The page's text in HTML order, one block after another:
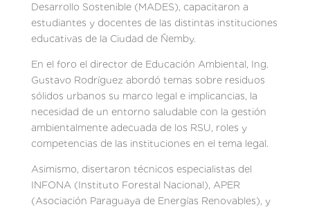
Desarrollo Sostenible (MADES), capacitaron a
estudiantes y docentes de las distintas instituciones
educativas de la Ciudad de Ñemby.
En el foro el director de Educación Ambiental, Ing.
Gustavo Rodríguez abordó temas sobre residuos
sólidos urbanos su marco legal e implicancias, la
necesidad de un entorno saludable con la gestión
ambientalmente adecuada de los RSU, roles y
competencias de las instituciones en el tema legal.
Asimismo, disertaron técnicos especialistas del
INFONA (Instituto Forestal Nacional), APER
(Asociación Paraguaya de Energías Renovables), y